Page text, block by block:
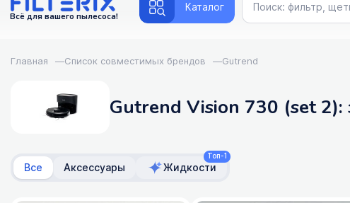
Всё для вашего пылесоса!
Каталог
Главная —Список совместимых брендов —Gutrend
Gutrend Vision 730 (set 2):
Все Аксессуары
Топ-1
Жидкости